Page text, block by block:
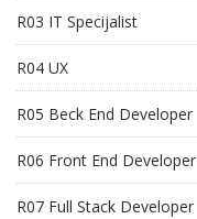
R03 IT Specijalist
R04 UX
R05 Beck End Developer
R06 Front End Developer
R07 Full Stack Developer